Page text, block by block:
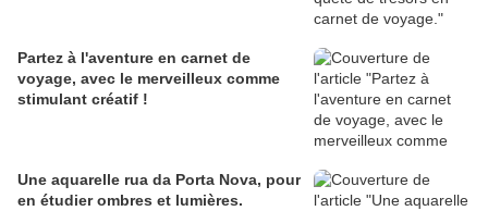
Partez à l'aventure en carnet de
voyage, avec le merveilleux comme
stimulant créatif !
Une aquarelle rua da Porta Nova, pour
en étudier ombres et lumières.